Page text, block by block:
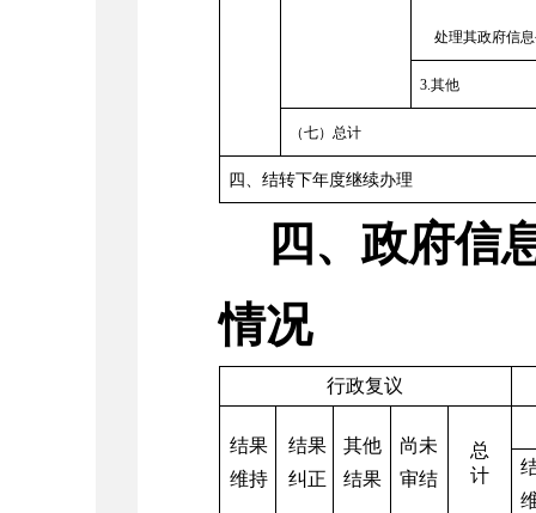
处理其政府信
3.其他
（七）总计
四、结转下年度继续办理
四、政府信
情况
行政复议
结果
维持
结果
纠正
其他
结果
尚未
审结
总
计